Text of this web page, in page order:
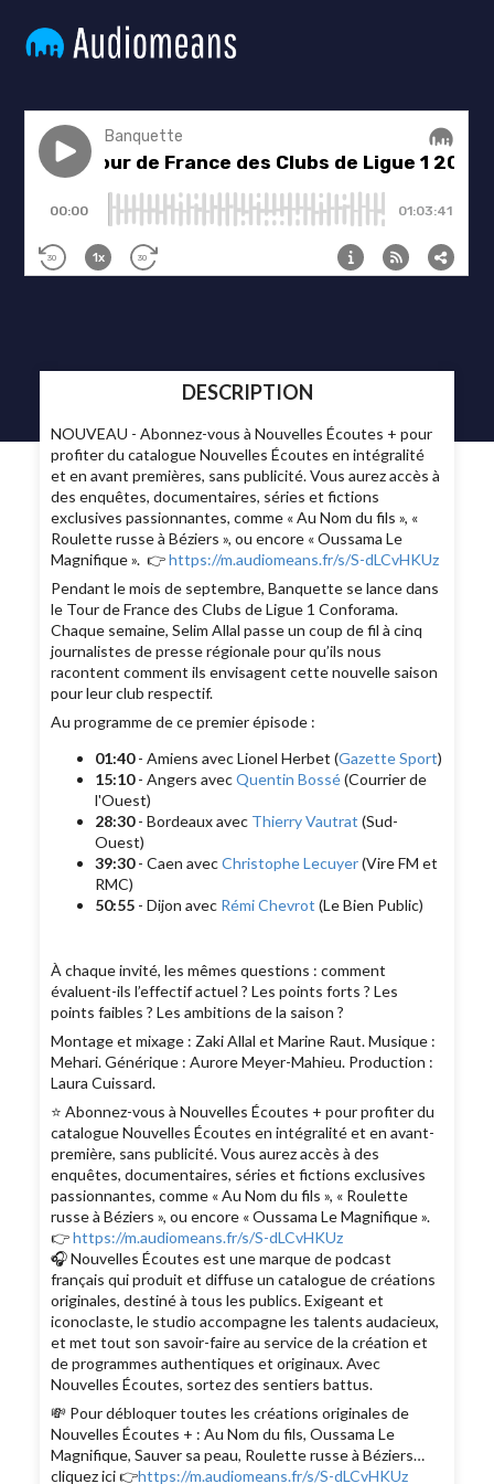
DESCRIPTION
NOUVEAU - Abonnez-vous à Nouvelles Écoutes + pour
profiter du catalogue Nouvelles Écoutes en intégralité
et en avant premières, sans publicité. Vous aurez accès à
des enquêtes, documentaires, séries et fictions
exclusives passionnantes, comme « Au Nom du fils », «
Roulette russe à Béziers », ou encore « Oussama Le
Magnifique ». 👉https://m.audiomeans.fr/s/S-dLCvHKUz
Pendant le mois de septembre, Banquette se lance dans
le Tour de France des Clubs de Ligue 1 Conforama.
Chaque semaine, Selim Allal passe un coup de fil à cinq
journalistes de presse régionale pour qu’ils nous
racontent comment ils envisagent cette nouvelle saison
pour leur club respectif.
Au programme de ce premier épisode :
01:40- Amiens avec Lionel Herbet (Gazette Sport)
15:10- Angers avecQuentin Bossé(Courrier de
l'Ouest)
28:30- Bordeaux avec Thierry Vautrat (Sud-
Ouest)
39:30- Caen avecChristophe Lecuyer(Vire FM et
RMC)
50:55 - Dijon avec Rémi Chevrot (Le Bien Public)
À chaque invité, les mêmes questions : comment
évaluent-ils l’effectif actuel ? Les points forts ? Les
points faibles ? Les ambitions de la saison ?
Montage et mixage : Zaki Allal et Marine Raut. Musique :
Mehari. Générique : Aurore Meyer-Mahieu. Production :
Laura Cuissard.
⭐️ Abonnez-vous à Nouvelles Écoutes + pour profiter du
catalogue Nouvelles Écoutes en intégralité et en avant-
première, sans publicité. Vous aurez accès à des
enquêtes, documentaires, séries et fictions exclusives
passionnantes, comme « Au Nom du fils », « Roulette
russe à Béziers », ou encore « Oussama Le Magnifique ».
👉https://m.audiomeans.fr/s/S-dLCvHKUz
🎧 Nouvelles Écoutes est une marque de podcast
français qui produit et diffuse un catalogue de créations
originales, destiné à tous les publics. Exigeant et
iconoclaste, le studio accompagne les talents audacieux,
et met tout son savoir-faire au service de la création et
de programmes authentiques et originaux. Avec
Nouvelles Écoutes, sortez des sentiers battus.
💸 Pour débloquer toutes les créations originales de
Nouvelles Écoutes + : Au Nom du fils, Oussama Le
Magnifique, Sauver sa peau, Roulette russe à Béziers…
cliquez ici 👉https://m.audiomeans.fr/s/S-dLCvHKUz